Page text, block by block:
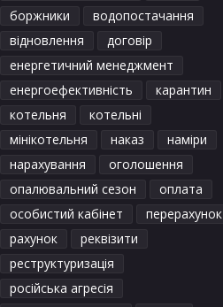
боржники
водопостачання
відновлення
договір
енергетичний менеджмент
енергоефективність
карантин
котельня
котельні
мінікотельня
наказ
наміри
нарахування
оголошення
опалювальний сезон
оплата
особистий кабінет
перерахунок
рахунок
реквізити
реструктуризація
російська агресія